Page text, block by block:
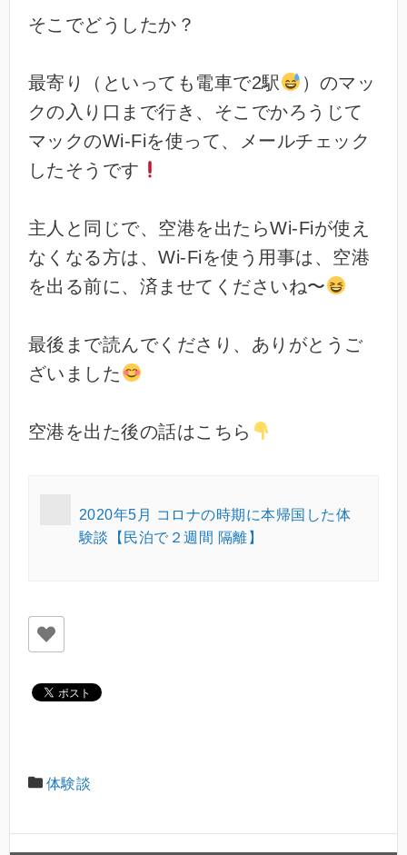
そこでどうしたか？
最寄り（といっても電車で2駅
）のマッ
クの入り口まで行き、そこでかろうじて
マックのWi-Fiを使って、メールチェック
したそうです
主人と同じで、空港を出たらWi-Fiが使え
なくなる方は、Wi-Fiを使う用事は、空港
を出る前に、済ませてくださいね〜
最後まで読んでくださり、ありがとうご
ざいました
空港を出た後の話はこちら
2020年5月 コロナの時期に本帰国した体
験談【民泊で２週間 隔離】
体験談